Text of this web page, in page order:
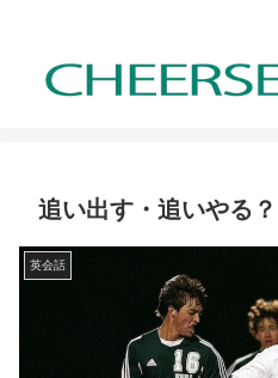
追い出す・追いやる？
英会話